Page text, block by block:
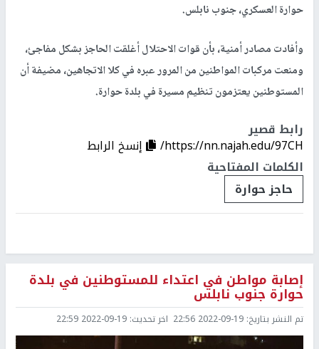
حوارة العسكري، جنوب نابلس.
وأفادت مصادر أمنية، بأن قوات الاحتلال أغلقت الحاجز بشكل مفاجئ،
ومنعت مركبات المواطنين من المرور عبره في كلا الاتجاهين، مضيفة أن
المستوطنين يعتزمون تنظيم مسيرة في بلدة حوارة.
رابط قصير
https://nn.najah.edu/97CH/
إنسخ الرابط
الكلمات المفتاحية
حاجز حوارة
إصابة مواطن في اعتداء للمستوطنين في بلدة
حوارة جنوب نابلس
تم النشر بتاريخ: 2022-09-19 22:56 اخر تحديث: 2022-09-19 22:59